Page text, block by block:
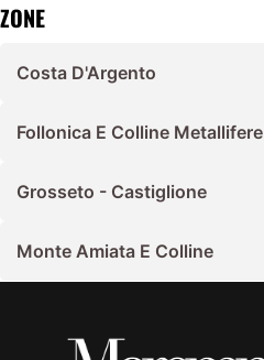
ZONE
Costa D'Argento
Follonica E Colline Metallifere
Grosseto - Castiglione
Monte Amiata E Colline